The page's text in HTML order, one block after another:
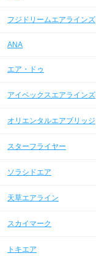
フジドリームエアラインズ
ANA
エア・ドゥ
アイベックスエアラインズ
オリエンタルエアブリッジ
スターフライヤー
ソラシドエア
天草エアライン
スカイマーク
トキエア